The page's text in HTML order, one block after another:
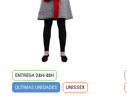
ENTREGA 24H/48H
ÚLTIMAS UNIDADES
UNISSEX